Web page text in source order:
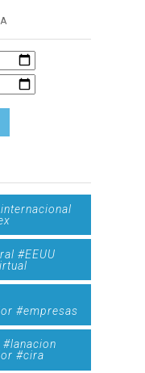
#EEUU
#empresas
#cira